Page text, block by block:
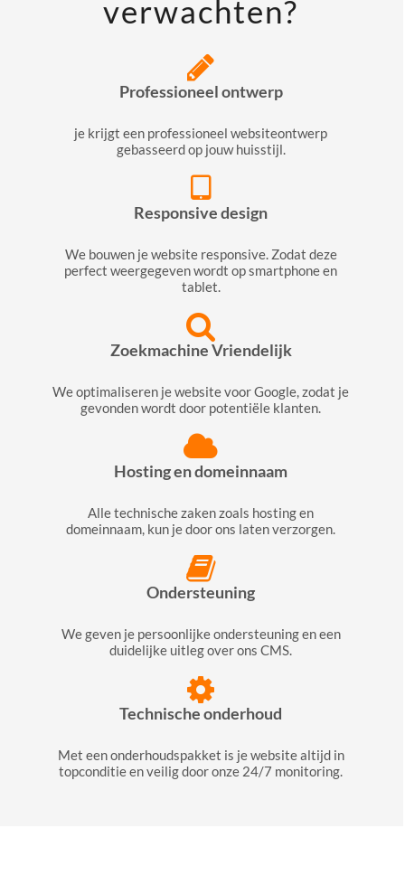
verwachten?
Professioneel ontwerp
je krijgt een professioneel websiteontwerp
gebasseerd op jouw huisstijl.
Responsive design
We bouwen je website responsive. Zodat deze
perfect weergegeven wordt op smartphone en
tablet.
Zoekmachine Vriendelijk
We optimaliseren je website voor Google, zodat je
gevonden wordt door potentiële klanten.
Hosting en domeinnaam
Alle technische zaken zoals hosting en
domeinnaam, kun je door ons laten verzorgen.
Ondersteuning
We geven je persoonlijke ondersteuning en een
duidelijke uitleg over ons CMS.
Technische onderhoud
Met een onderhoudspakket is je website altijd in
topconditie en veilig door onze 24/7 monitoring.